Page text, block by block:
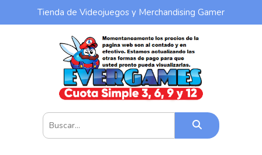
Tienda de Videojuegos y Merchandising Gamer